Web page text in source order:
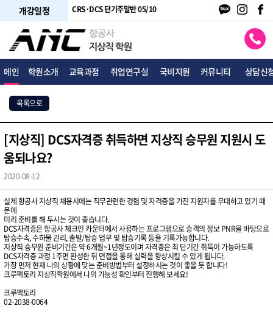
개강일정
말반 05/24 CRS·DCS 단기주말반 05/10 CRS·DCS 단기평일반 05/18
메인 학원소개 교육과정 취업연구실 국비지원 커뮤니티 상담신
목록으로
[지상직] DCS자격증 취득하면 지상직 승무원 지원시 도
움되나요?
2020-08-12
실제 항공사 지상직 채용시에는 직무관련한 경험 및 자격증을 가진 지원자를 우대하고 있기 때
문에
미리 준비를 해 두시는 것이 좋습니다.
DCS자격증은 항공사 체크인 카운터에서 사용하는 프로그램으로 승객의 정보 PNR을 바탕으로
탑승수속, 수하물 관리, 출발/탑승 업무 및 탑승기록 등을 기록가능합니다.
지상직 승무원 준비기간은 약 6개월~1년정도이며 자격증은 최 단기간 취득이 가능하도록
DCS자격증 과정 1주면 완성한 뒤 면접을 통해 실력을 향상시킬 수 있게 됩니다.
가장 먼저 현재 나의 상황에 맞는 준비방법부터 설정하시는 것이 좋을 듯 합니다!
크루팩토리 지상직학원에서 나의 가능성 확인부터 진행해 보세요!
크루팩토리
02-2038-0064